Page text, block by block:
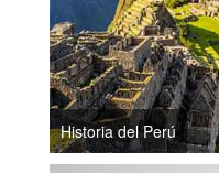
Historia del Perú